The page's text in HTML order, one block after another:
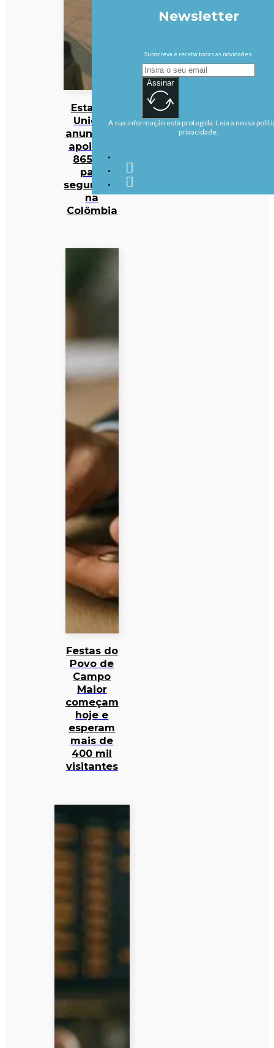
Estados
Unidos
anunciam
apoio de
865 ME
para
segurança
na
Colômbia
Festas do
Povo de
Campo
Maior
começam
hoje e
esperam
mais de
400 mil
visitantes
Newsletter
Subscreva e receba todas as novidades.
Assinar
A sua informação está protegida. Leia a nossa
privacidade.